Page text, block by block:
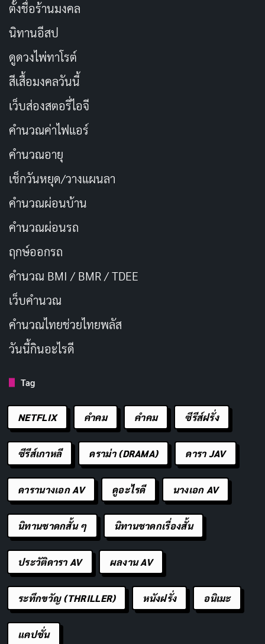
ตั้งชื่อร้านมงคล
นิทานอีสป
ดูดวงไพ่ทาโรต์
สีเสื้อมงคลวันนี้
เว็บส่องสตอรี่ไอจี
คำนวณค่าไฟแอร์
คำนวณอายุ
เช็กวันหยุด/วางแผนลา
คำนวณผ่อนบ้าน
คำนวณผ่อนรถ
ฤกษ์ออกรถ
คำนวณ BMI / BMR / TDEE
เว็บคํานวณ
คํานวณไทยช่วยไทยพลัส
วันนี้กินอะไรดี
Tag
NETFLIX คำคม คําคม ซีรีส์ฝรั่ง
ซีรีส์เกาหลี ดราม่า (DRAMA) ดารา JAV
ดารานางเอก AV ดูอะไรดี นางเอก AV
นิทานชาดกสั้น ๆ นิทานชาดกเรื่องสั้น
ประวัติดารา AV ผลงาน AV
ระทึกขวัญ (THRILLER) หนังฝรั่ง อนิเมะ
แคปชั่น